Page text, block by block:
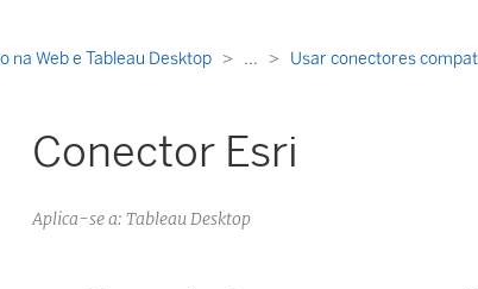
na Web e Tableau Desktop ... Usar conectores
Conector Esri
Aplica-se a: Tableau Desktop